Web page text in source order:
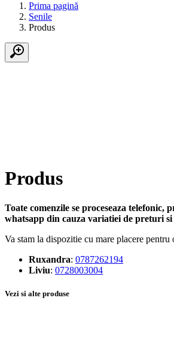
Prima pagină
Senile
Produs
Produs
Toate comenzile se proceseaza telefonic,
whatsapp din cauza variatiei de preturi
Va stam la dispozitie cu mare placere
Ruxandra: 0787262194
Liviu: 0728003004
Vezi si alte produse